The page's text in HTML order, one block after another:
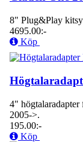
8" Plug&Play
4695.00:-
Köp
4"
2005->.
195.00:-
Köp